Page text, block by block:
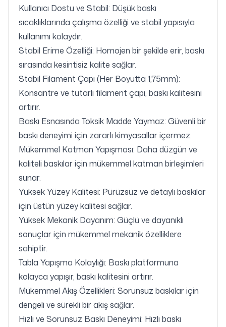
Kullanıcı Dostu ve Stabil: Düşük baskı
sıcaklıklarında çalışma özelliği ve stabil yapısıyla
kullanımı kolaydır.
Stabil Erime Özelliği: Homojen bir şekilde erir, baskı
sırasında kesintisiz kalite sağlar.
Stabil Filament Çapı (Her Boyutta 1,75mm):
Konsantre ve tutarlı filament çapı, baskı kalitesini
artırır.
Baskı Esnasında Toksik Madde Yaymaz: Güvenli bir
baskı deneyimi için zararlı kimyasallar içermez.
Mükemmel Katman Yapışması: Daha düzgün ve
kaliteli baskılar için mükemmel katman birleşimleri
sunar.
Yüksek Yüzey Kalitesi: Pürüzsüz ve detaylı baskılar
için üstün yüzey kalitesi sağlar.
Yüksek Mekanik Dayanım: Güçlü ve dayanıklı
sonuçlar için mükemmel mekanik özelliklere
sahiptir.
Tabla Yapışma Kolaylığı: Baskı platformuna
kolayca yapışır, baskı kalitesini artırır.
Mükemmel Akış Özellikleri: Sorunsuz baskılar için
dengeli ve sürekli bir akış sağlar.
Hızlı ve Sorunsuz Baskı Deneyimi: Hızlı baskı